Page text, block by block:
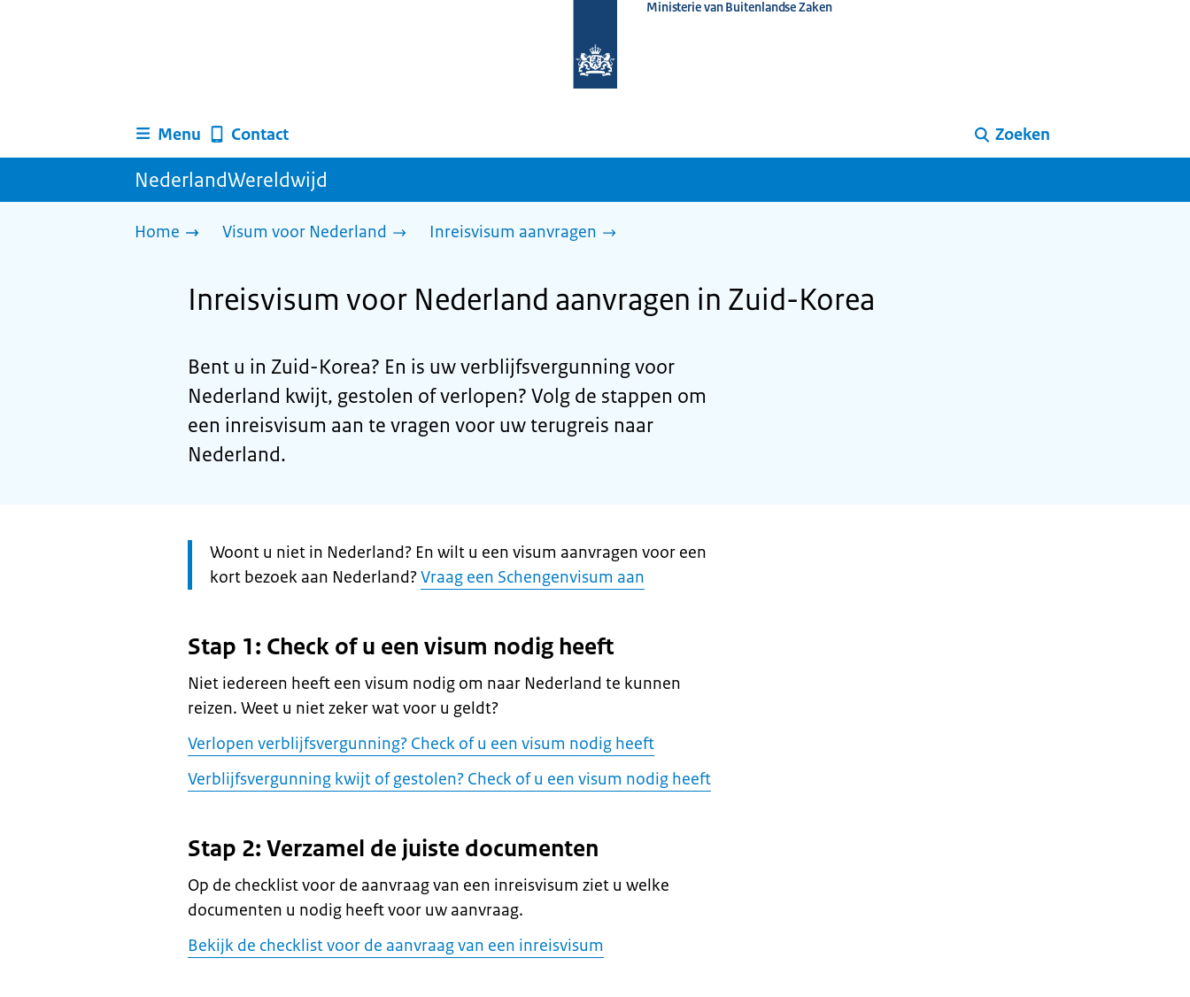
homepage
Ministerie van Buitenlandse Zaken
Menu Contact Zoeken
NederlandWereldwijd
Home Visum voor Nederland Inreisvisum aanvragen
Inreisvisum voor Nederland aanvragen in Zuid-Korea
Bent u in Zuid-Korea? En is uw verblijfsvergunning voor
Nederland kwijt, gestolen of verlopen? Volg de stappen om
een inreisvisum aan te vragen voor uw terugreis naar
Nederland.
Let
op:
Woont u niet in Nederland? En wilt u een visum aanvragen voor een
kort bezoek aan Nederland?Vraag een Schengenvisum aan
Stap 1: Check of u een visum nodig heeft
Niet iedereen heeft een visum nodig om naar Nederland te kunnen
reizen. Weet u niet zeker wat voor u geldt?
Verlopen verblijfsvergunning? Check of u een visum nodig heeft
Verblijfsvergunning kwijt of gestolen? Check of u een visum nodig heeft
Stap 2: Verzamel de juiste documenten
Op de checklist voor de aanvraag van een inreisvisum ziet u welke
documenten u nodig heeft voor uw aanvraag.
Bekijk de checklist voor de aanvraag van een inreisvisum